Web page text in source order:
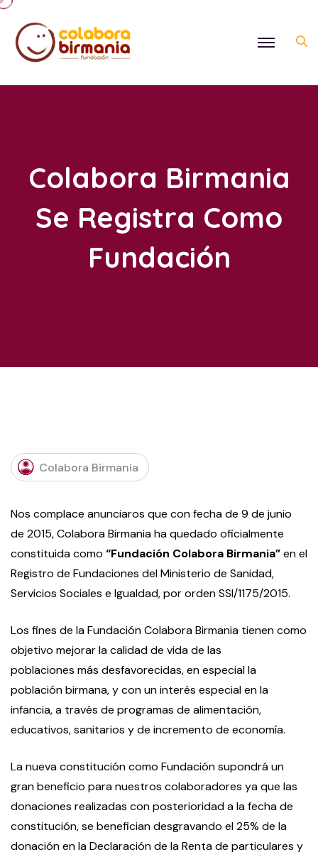
Colabora Birmania
Se Registra Como
Fundación
Colabora Birmania
Nos complace anunciaros que con fecha de 9 de junio
de 2015, Colabora Birmania ha quedado oficialmente
constituida como “Fundación Colabora Birmania”en el
Registro de Fundaciones del Ministerio de Sanidad,
Servicios Sociales e Igualdad, por orden SSI/1175/2015.
Los fines de la Fundación Colabora Birmania tienen como
objetivo mejorar la calidad de vida de las
poblaciones más desfavorecidas, en especial la
población birmana, y con un interés especial en la
infancia, a través de programas de alimentación,
educativos, sanitarios y de incremento de economía.
La nueva constitución como Fundación supondrá un
gran beneficio para nuestros colaboradores ya que las
donaciones realizadas con posterioridad a la fecha de
constitución, se benefician desgravando el 25% de la
donación en la Declaración de la Renta de particulares y